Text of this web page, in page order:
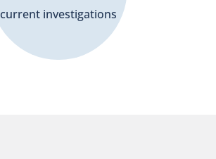
current investigations